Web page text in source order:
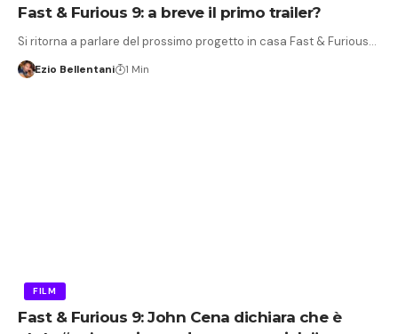
Fast & Furious 9: a breve il primo trailer?
Si ritorna a parlare del prossimo progetto in casa Fast & Furious…
Ezio Bellentani 1 Min
FILM
Fast & Furious 9: John Cena dichiara che è